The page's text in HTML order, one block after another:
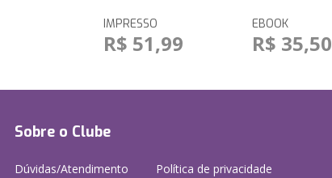
IMPRESSO
R$ 51,99
EBOOK
R$ 35,50
Sobre o Clube
Dúvidas/Atendimento
Política de privacidade